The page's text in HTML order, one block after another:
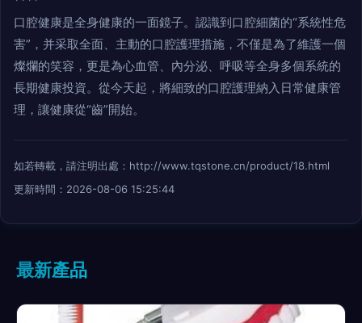
口腔健康是全身健康的一面鏡子。認識到口腔細菌的“系統性危
害”，并采取全面、主動的口腔護理措施，不僅是為了維護一個
燦爛的笑容，更是為心血管、內分泌、呼吸等全身多個系統的
長期健康投資。從今天起，將細致的口腔護理納入日常健康管
理，讓健康從“齒”開始。
如若轉載，請注明出處：http://www.tqstone.cn/product/18.html
更新時間：2026-08-06 15:25:44
最新產品